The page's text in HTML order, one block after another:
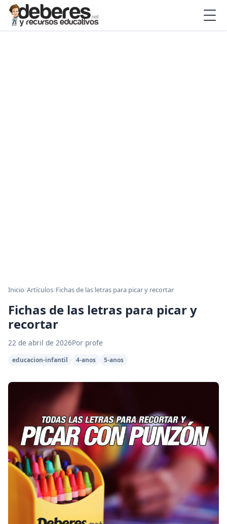
Inicio/Artículos/Fichas de las letras para picar y recortar
Fichas de las letras para picar y
recortar
22 de abril de 2026Por profe
educacion-infantil 4-anos 5-anos